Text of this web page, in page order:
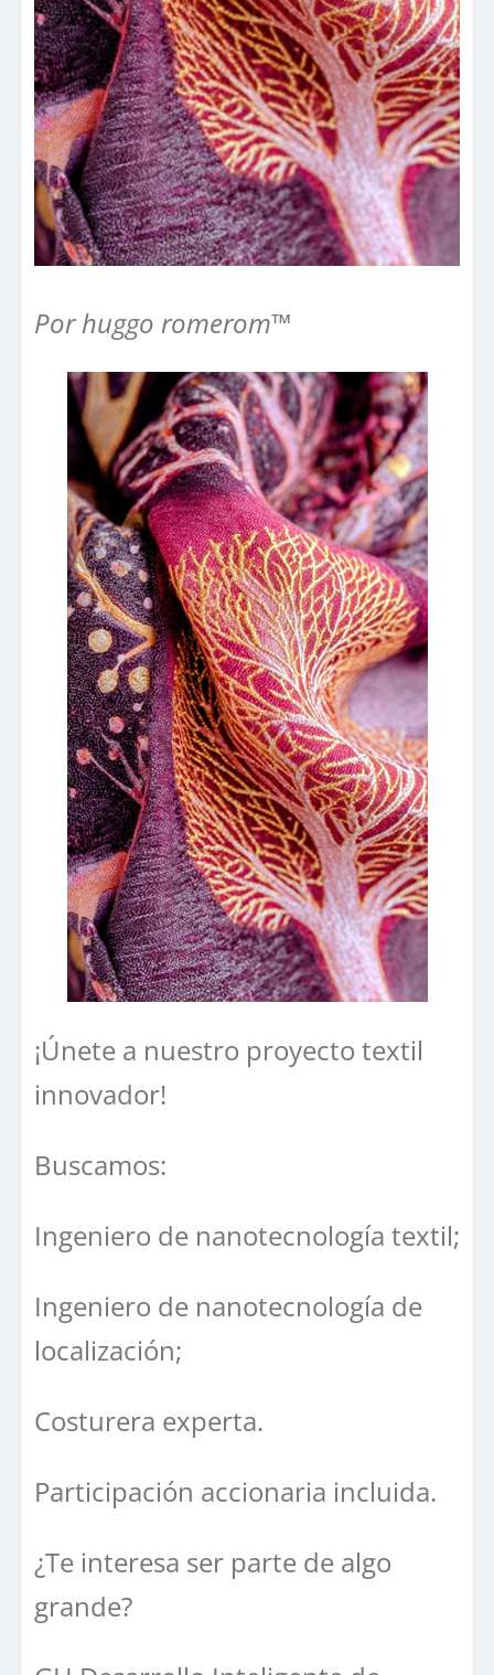
Por huggo romerom™
¡Únete a nuestro proyecto textil
innovador!
Buscamos:
Ingeniero de nanotecnología textil;
Ingeniero de nanotecnología de
localización;
Costurera experta.
Participación accionaria incluida.
¿Te interesa ser parte de algo
grande?